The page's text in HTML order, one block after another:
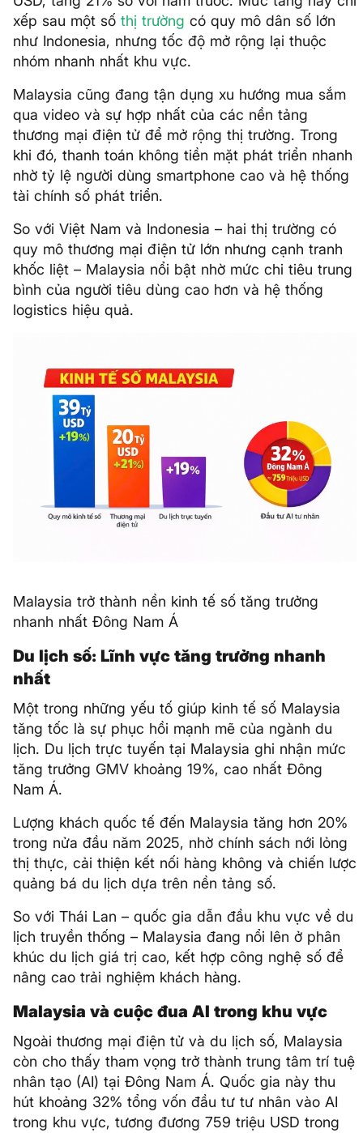
xếp sau một số thị trường có quy mô dân số lớn
như Indonesia, nhưng tốc độ mở rộng lại thuộc
nhóm nhanh nhất khu vực.
Malaysia cũng đang tận dụng xu hướng mua sắm
qua video và sự hợp nhất của các nền tảng
thương mại điện tử để mở rộng thị trường. Trong
khi đó, thanh toán không tiền mặt phát triển nhanh
nhờ tỷ lệ người dùng smartphone cao và hệ thống
tài chính số phát triển.
So với Việt Nam và Indonesia – hai thị trường có
quy mô thương mại điện tử lớn nhưng cạnh tranh
khốc liệt – Malaysia nổi bật nhờ mức chi tiêu trung
bình của người tiêu dùng cao hơn và hệ thống
logistics hiệu quả.
Malaysia trở thành nền kinh tế số tăng trưởng
nhanh nhất Đông Nam Á
Du lịch số: Lĩnh vực tăng trưởng nhanh
nhất
Một trong những yếu tố giúp kinh tế số Malaysia
tăng tốc là sự phục hồi mạnh mẽ của ngành du
lịch. Du lịch trực tuyến tại Malaysia ghi nhận mức
tăng trưởng GMV khoảng 19%, cao nhất Đông
Nam Á.
Lượng khách quốc tế đến Malaysia tăng hơn 20%
trong nửa đầu năm 2025, nhờ chính sách nới lỏng
thị thực, cải thiện kết nối hàng không và chiến lược
quảng bá du lịch dựa trên nền tảng số.
So với Thái Lan – quốc gia dẫn đầu khu vực về du
lịch truyền thống – Malaysia đang nổi lên ở phân
khúc du lịch giá trị cao, kết hợp công nghệ số để
nâng cao trải nghiệm khách hàng.
Malaysia và cuộc đua AI trong khu vực
Ngoài thương mại điện tử và du lịch số, Malaysia
còn cho thấy tham vọng trở thành trung tâm trí tuệ
nhân tạo (AI) tại Đông Nam Á. Quốc gia này thu
hút khoảng 32% tổng vốn đầu tư tư nhân vào AI
trong khu vực, tương đương 759 triệu USD trong